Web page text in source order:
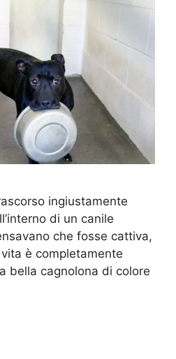
ingiustamente
di un canile
che fosse cattiva,
è completamente
bella cagnolona di colore